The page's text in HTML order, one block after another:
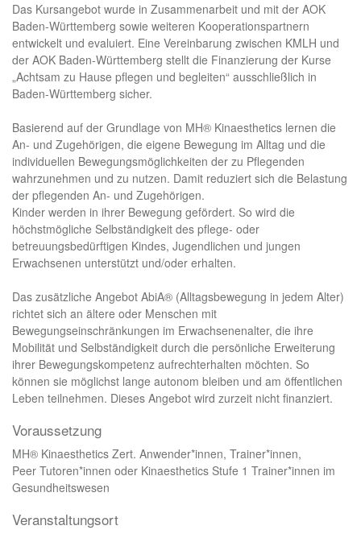
Das Kursangebot wurde in Zusammenarbeit und mit der AOK
Baden-Württemberg sowie weiteren Kooperationspartnern
entwickelt und evaluiert. Eine Vereinbarung zwischen KMLH und
der AOK Baden-Württemberg stellt die Finanzierung der Kurse
„Achtsam zu Hause pflegen und begleiten“ ausschließlich in
Baden-Württemberg sicher.
Basierend auf der Grundlage von MH® Kinaesthetics lernen die
An- und Zugehörigen, die eigene Bewegung im Alltag und die
individuellen Bewegungsmöglichkeiten der zu Pflegenden
wahrzunehmen und zu nutzen. Damit reduziert sich die Belastung
der pflegenden An- und Zugehörigen.
Kinder werden in ihrer Bewegung gefördert. So wird die
höchstmögliche Selbständigkeit des pflege- oder
betreuungsbedürftigen Kindes, Jugendlichen und jungen
Erwachsenen unterstützt und/oder erhalten.
Das zusätzliche Angebot AbiA® (Alltagsbewegung in jedem Alter)
richtet sich an ältere oder Menschen mit
Bewegungseinschränkungen im Erwachsenenalter, die ihre
Mobilität und Selbständigkeit durch die persönliche Erweiterung
ihrer Bewegungskompetenz aufrechterhalten möchten. So
können sie möglichst lange autonom bleiben und am öffentlichen
Leben teilnehmen. Dieses Angebot wird zurzeit nicht finanziert.
Voraussetzung
MH® Kinaesthetics Zert. Anwender*innen, Trainer*innen,
Peer Tutoren*innen oder Kinaesthetics Stufe 1 Trainer*innen im
Gesundheitswesen
Veranstaltungsort